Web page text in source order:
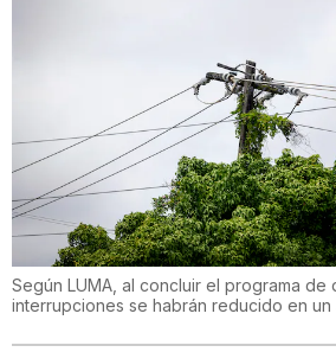
Según LUMA, al concluir el programa de
interrupciones se habrán reducido en un